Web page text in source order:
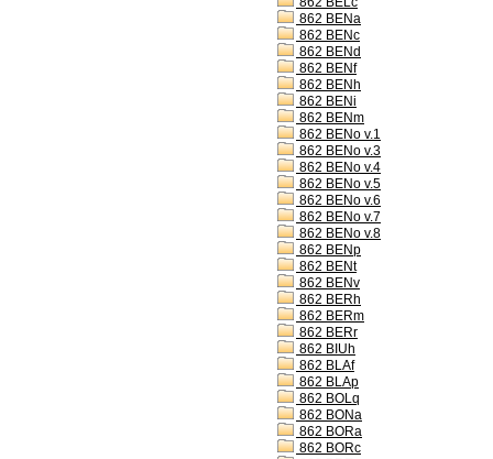
862 BENa
862 BENc
862 BENd
862 BENf
862 BENh
862 BENi
862 BENm
862 BENo v.1
862 BENo v.3
862 BENo v.4
862 BENo v.5
862 BENo v.6
862 BENo v.7
862 BENo v.8
862 BENp
862 BENt
862 BENv
862 BERh
862 BERm
862 BERr
862 BIUh
862 BLAf
862 BLAp
862 BOLq
862 BONa
862 BORa
862 BORc